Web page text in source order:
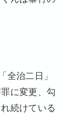
治二日」
に変更、勾
続けている